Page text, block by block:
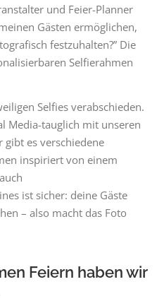
und Feier-Planner
Gästen ermöglichen,
festzuhalten?” Die
Selfierahmen
Selfies verabschieden.
Media-tauglich mit unseren
gibt es verschiedene
inspiriert von einem
ist sicher: deine Gäste
– also macht das Foto
Feiern haben wir